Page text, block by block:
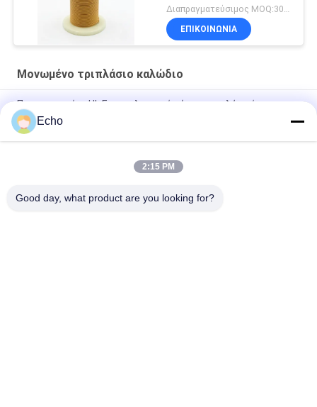
Διαπραγματεύσιμος MOQ:3000meters
ΕΠΙΚΟΙΝΩΝΙΑ
Μονωμένο τριπλάσιο καλώδιο
Πιστοποιημένο UL Επαγγελματικό σύρμα τριπλής μόνωσης
σύρμα περιέλιξης χαλκού TIW για μετασχηματιστές
Τριπλό μονωμένο σύρμα 0,15mm Μονωμένο σύρμα TIW
TIW-B/F Τριπλή μόνωση σύρμα 0,15 mm μονωμένο TIW
Echo
2:15 PM
Good day, what product are you looking for?